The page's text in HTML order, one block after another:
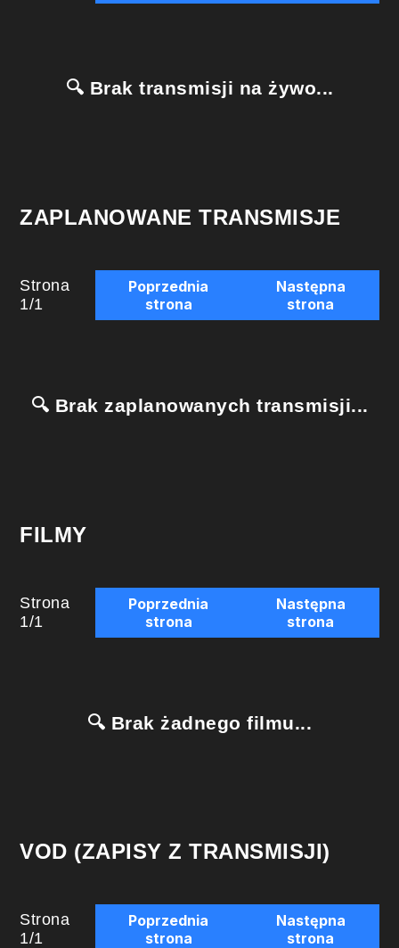
🔍 Brak transmisji na żywo...
ZAPLANOWANE TRANSMISJE
Strona
1/1
Poprzednia
strona
Następna
strona
🔍 Brak zaplanowanych transmisji...
FILMY
Strona
1/1
Poprzednia
strona
Następna
strona
🔍 Brak żadnego filmu...
VOD (ZAPISY Z TRANSMISJI)
Strona
1/1
Poprzednia
strona
Następna
strona